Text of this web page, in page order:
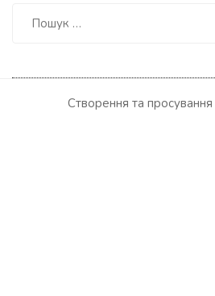
Створення та просування